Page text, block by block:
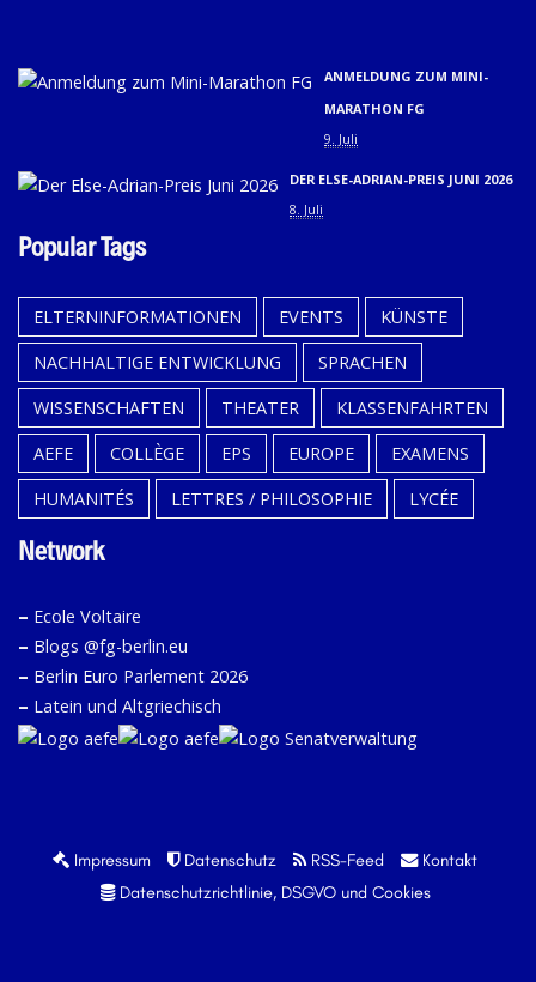
ANMELDUNG ZUM MINI-
MARATHON FG
9. Juli
DER ELSE-ADRIAN-PREIS JUNI 2026
8. Juli
Popular Tags
ELTERNINFORMATIONEN EVENTS
KÜNSTE
NACHHALTIGE ENTWICKLUNG
SPRACHEN
WISSENSCHAFTEN
THEATER
KLASSENFAHRTEN
AEFE
COLLÈGE EPS EUROPE
EXAMENS
HUMANITÉS
LETTRES / PHILOSOPHIE LYCÉE
Network
– Ecole Voltaire
– Blogs @fg-berlin.eu
– Berlin Euro Parlement 2026
– Latein und Altgriechisch
Impressum Datenschutz RSS-Feed
Kontakt
Datenschutzrichtlinie, DSGVO und Cookies